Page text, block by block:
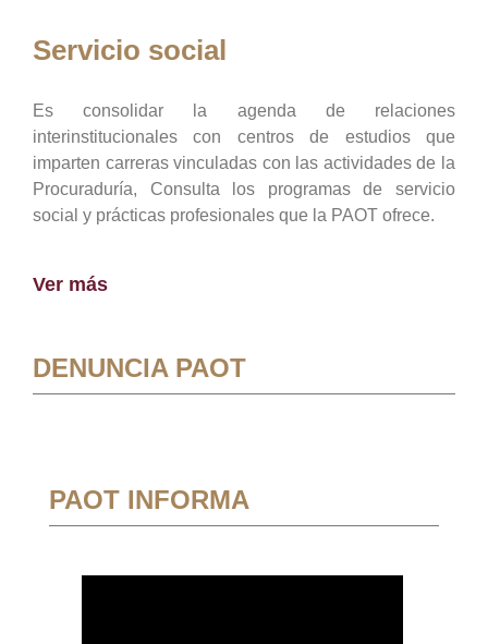
Servicio social
Es consolidar la agenda de relaciones
interinstitucionales con centros de estudios que
imparten carreras vinculadas con las actividades de la
Procuraduría, Consulta los programas de servicio
social y prácticas profesionales que la PAOT ofrece.
Ver más
DENUNCIA PAOT
PAOT INFORMA